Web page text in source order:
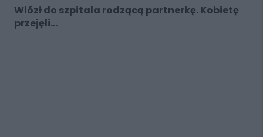
Wiózł do szpitala rodzącą partnerkę. Kobietę
przejęli...